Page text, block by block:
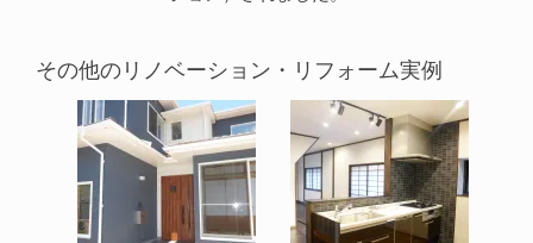
その他のリノベーション・リフォーム実例